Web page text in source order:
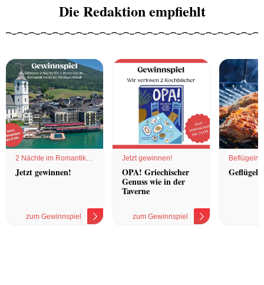
Die Redaktion empfiehlt
2 Nächte im Romantik
Hotel
Jetzt gewinnen!
zum Gewinnspiel
Jetzt gewinnen!
OPA! Griechischer
Genuss wie in der
Taverne
zum Gewinnspiel
Geflügel